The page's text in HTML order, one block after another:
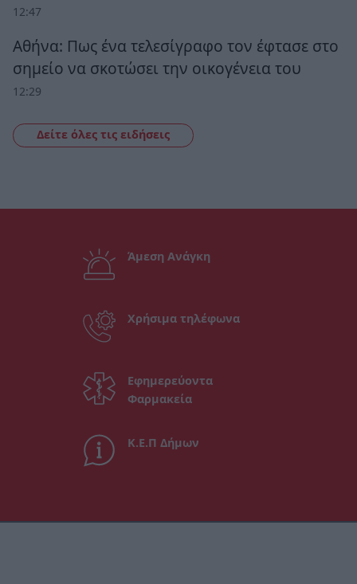
12:47
Αθήνα: Πως ένα τελεσίγραφο τον έφτασε στο
σημείο να σκοτώσει την οικογένεια του
12:29
Δείτε όλες τις ειδήσεις
Άμεση Ανάγκη
Χρήσιμα τηλέφωνα
Εφημερεύοντα
Φαρμακεία
Κ.Ε.Π Δήμων